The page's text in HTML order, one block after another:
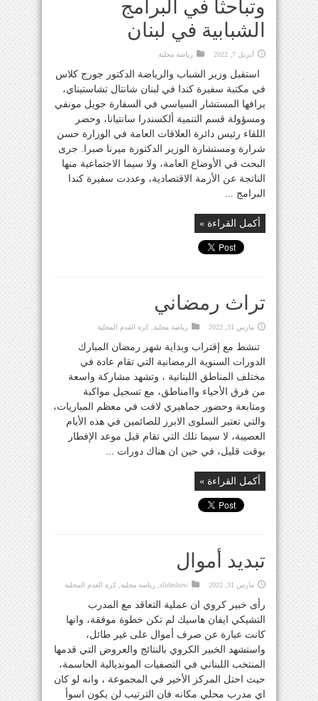
وتباحثا في البرامج
الشبابية في لبنان
أبريل 7, 2022 رياضة محلية
استقبل وزير الشباب والرياضة الدكتور جورج كلاس
في مكتبة سفيرة كندا في لبنان شانتال تشاستيناي،
يرافها المستشار السياسي في السفارة جويل مونفي
ومسؤولة قسم التنمية ألكسندرا سانتيانا، وحضر
اللقاء رئيس دائرة العلاقات العامة في الوزارة حسن
شرارة ومستشارة الوزير الدكتورة ميرنا صبرا. جرى
البحث في الأوضاع العامة، ولا سيما الاجتماعية منها
الناتجة عن الأزمة الاقتصادية، وعددت سفيرة كندا
البرامج ...
أكمل القراءة »
تراث رمضاني
مارس 31, 2022 رياضة محلية كرة القدم المحلية
تنشط مع إقتراب وبداية شهر رمضان المبارك
الدورات السنوية الرمضانية التي تقام عادة في
مختلف المناطق اللبنانية ، وتشهد مشاركة واسعة
من فرق الأحياء واامناطق، مع تسجيل مواكبة
ومتابعة وحضور جماهيري لافت في معظم المباريات،
والتي تعتبر السلوى الابرز للصائمين في هذه الأيام
العصيبة، لا سيما تلك التي تقام قبل موعد الإفطار
بوقت قليل، في حين ان هناك دورات ...
أكمل القراءة »
تبديد أموال
مارس 31, 2022 slideshow رياضة محلية كرة القدم المحلية
رأى خبير كروي ان عملية التعاقد مع المدرب
التشيكي ايفان هاسيك لم تكن خطوة موفقة، وانها
كانت عبارة عن صرف أموال على غير طائل،
واستشهد الخبير الكروي بالنتائج والعروض التي قدمها
المنتخب اللبناني في التصفيات المونديالية الحاسمة،
حيث احتل المركز الأخير في المجموعة ، وانه لو كان
اي مدرب محلي مكانه فان الترتيب لن يكون اسوأ